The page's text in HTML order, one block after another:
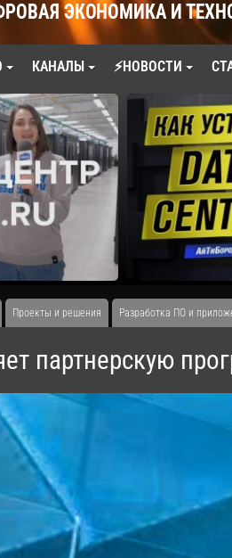
ЭКОНОМИКА И
КАНАЛЫ ⚡НОВОСТИ
Проекты и решения Разработка ПО и
партнерскую